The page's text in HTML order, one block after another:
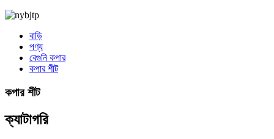
বাড়ি
পণ্য
বেগুনি কপার
কপার শীট
কপার শীট
ক্যাটাগরি